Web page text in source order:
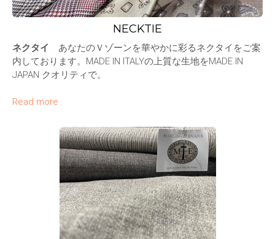
NECKTIE
ネクタイ
あなたのＶゾーンを華やかに彩るネクタイをご案
内しております。MADE IN ITALYの上質な生地をMADE IN
JAPAN クオリティで。
Read more